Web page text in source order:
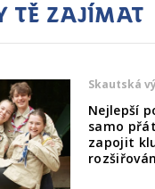
tě zajímat
Skautská
Nejlepší
samo
zapojit